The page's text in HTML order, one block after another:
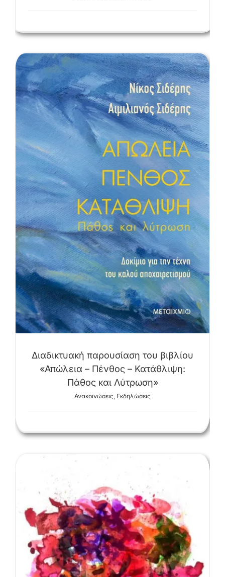
Διαδικτυακή παρουσίαση του βιβλίου
«Απώλεια – Πένθος – Κατάθλιψη:
Πάθος και Λύτρωση»
Ανακοινώσεις, Εκδηλώσεις